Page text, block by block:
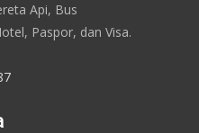
Api, Bus
Paspor, dan Visa.